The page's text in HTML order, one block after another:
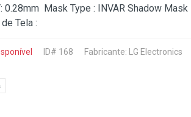
0.28mm Mask Type : INVAR Shadow
Tela :
ID# 168 Fabricante: LG Electronics